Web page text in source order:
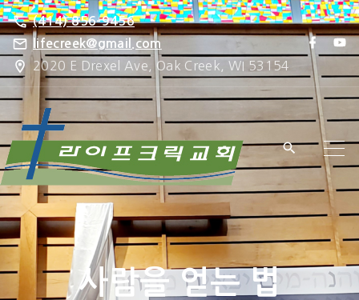
S
k
i
c
o
n
t
(414) 856-9456
lifecreek@gmail.com
2020 E Drexel Ave, Oak Creek, WI 53154
f
a
e
b
o
k
y
o
t
e
사람을 얻는 법